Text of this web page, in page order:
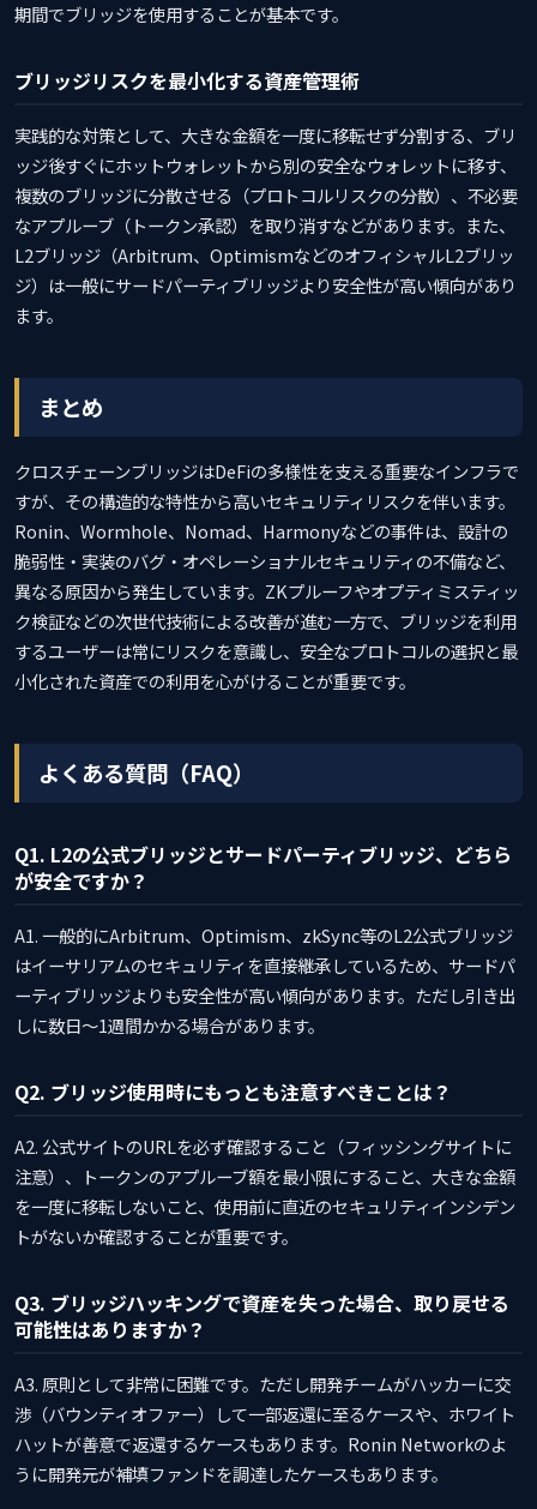
期間でブリッジを使用することが基本です。
ブリッジリスクを最小化する資産管理術
実践的な対策として、大きな金額を一度に移転せず分割する、ブリ
ッジ後すぐにホットウォレットから別の安全なウォレットに移す、
複数のブリッジに分散させる（プロトコルリスクの分散）、不必要
なアプルーブ（トークン承認）を取り消すなどがあります。また、
L2ブリッジ（Arbitrum、OptimismなどのオフィシャルL2ブリッ
ジ）は一般にサードパーティブリッジより安全性が高い傾向があり
ます。
まとめ
クロスチェーンブリッジはDeFiの多様性を支える重要なインフラで
すが、その構造的な特性から高いセキュリティリスクを伴います。
Ronin、Wormhole、Nomad、Harmonyなどの事件は、設計の
脆弱性・実装のバグ・オペレーショナルセキュリティの不備など、
異なる原因から発生しています。ZKプルーフやオプティミスティッ
ク検証などの次世代技術による改善が進む一方で、ブリッジを利用
するユーザーは常にリスクを意識し、安全なプロトコルの選択と最
小化された資産での利用を心がけることが重要です。
よくある質問（FAQ）
Q1. L2の公式ブリッジとサードパーティブリッジ、どちら
が安全ですか？
A1. 一般的にArbitrum、Optimism、zkSync等のL2公式ブリッジ
はイーサリアムのセキュリティを直接継承しているため、サードパ
ーティブリッジよりも安全性が高い傾向があります。ただし引き出
しに数日〜1週間かかる場合があります。
Q2. ブリッジ使用時にもっとも注意すべきことは？
A2. 公式サイトのURLを必ず確認すること（フィッシングサイトに
注意）、トークンのアプルーブ額を最小限にすること、大きな金額
を一度に移転しないこと、使用前に直近のセキュリティインシデン
トがないか確認することが重要です。
Q3. ブリッジハッキングで資産を失った場合、取り戻せる
可能性はありますか？
A3. 原則として非常に困難です。ただし開発チームがハッカーに交
渉（バウンティオファー）して一部返還に至るケースや、ホワイト
ハットが善意で返還するケースもあります。Ronin Networkのよ
うに開発元が補填ファンドを調達したケースもあります。